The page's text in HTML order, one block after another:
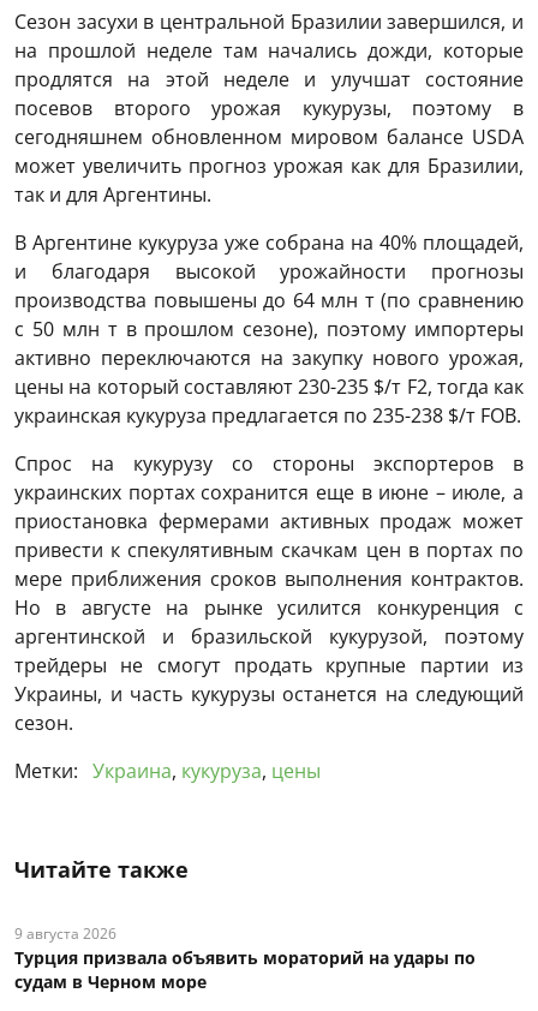
Сезон засухи в центральной Бразилии завершился, и
на прошлой неделе там начались дожди, которые
продлятся на этой неделе и улучшат состояние
посевов второго урожая кукурузы, поэтому в
сегодняшнем обновленном мировом балансе USDA
может увеличить прогноз урожая как для Бразилии,
так и для Аргентины.
В Аргентине кукуруза уже собрана на 40% площадей,
и благодаря высокой урожайности прогнозы
производства повышены до 64 млн т (по сравнению
с 50 млн т в прошлом сезоне), поэтому импортеры
активно переключаются на закупку нового урожая,
цены на который составляют 230-235 $/т F2, тогда как
украинская кукуруза предлагается по 235-238 $/т FOB.
Спрос на кукурузу со стороны экспортеров в
украинских портах сохранится еще в июне – июле, а
приостановка фермерами активных продаж может
привести к спекулятивным скачкам цен в портах по
мере приближения сроков выполнения контрактов.
Но в августе на рынке усилится конкуренция с
аргентинской и бразильской кукурузой, поэтому
трейдеры не смогут продать крупные партии из
Украины, и часть кукурузы останется на следующий
сезон.
Метки: Украина, кукуруза, цены
Читайте также
9 августа 2026
Турция призвала объявить мораторий на удары по
судам в Черном море